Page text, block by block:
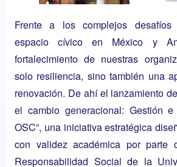
Frente a los complejos
espacio cívico en México y
fortalecimiento de nuestras
solo resiliencia, sino también una
renovación. De ahí el lanzamiento
el cambio generacional: Gestión
OSC”, una iniciativa estratégica
con validez académica por parte
Responsabilidad Social de la